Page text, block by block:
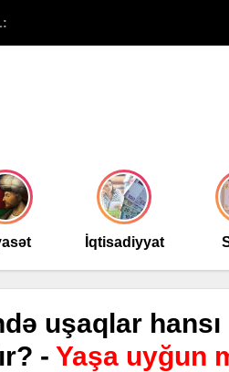
İqtisadiyyat
uşaqlar hansı
- Yaşa uyğun